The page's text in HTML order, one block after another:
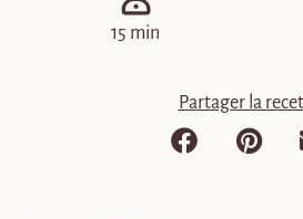
15 min
Partager la